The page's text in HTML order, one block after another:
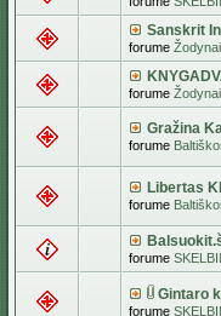
Sanskrit
forume
forume
Gražina
forume
Libertas
forume
forume
Gintaro
forume